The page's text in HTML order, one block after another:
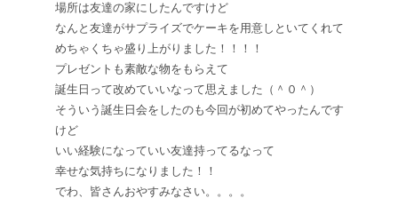
場所は友達の家にしたんですけど
なんと友達がサプライズでケーキを用意しといてくれて
めちゃくちゃ盛り上がりました！！！！
プレゼントも素敵な物をもらえて
誕生日って改めていいなって思えました（＾０＾）
そういう誕生日会をしたのも今回が初めてやったんです
けど
いい経験になっていい友達持ってるなって
幸せな気持ちになりました！！
でわ、皆さんおやすみなさい。。。。